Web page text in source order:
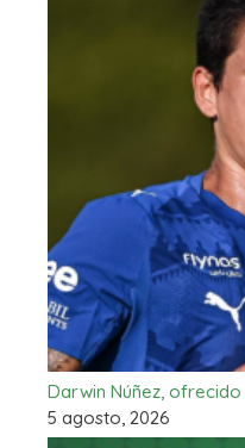
Darwin Núñez,
5 agosto, 2026